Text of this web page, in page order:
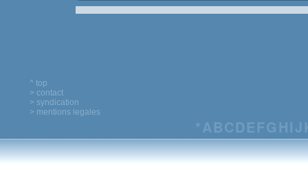
^ top
> contact
> syndication
> mentions legales
*ABCDEFG HIJ